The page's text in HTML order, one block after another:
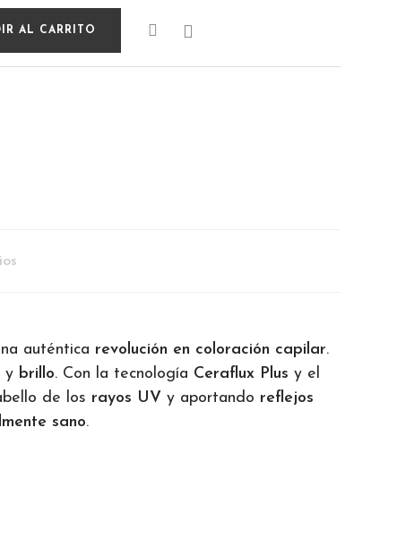
AL CARRITO 
auténtica revolución en coloración capilar.
y brillo. Con la tecnología Ceraflux Plus y el
de los rayos UV y aportando reflejos
sano.